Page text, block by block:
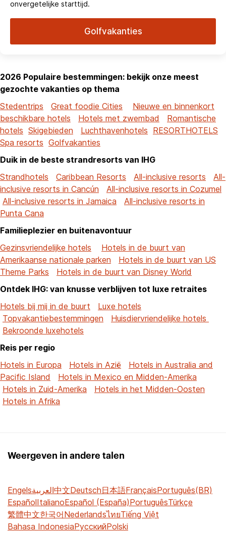
onvergetelijke starttijd.
Golfvakanties
2026 Populaire bestemmingen: bekijk onze meest
gezochte vakanties op thema
Stedentrips
Great foodie Cities
Nieuwe en binnenkort
beschikbare hotels
Hotels met zwembad
Romantische
hotels Skigebieden Luchthavenhotels RESORTHOTELS
Spa resorts Golfvakanties
Duik in de beste strandresorts van IHG
Strandhotels
Caribbean Resorts All-inclusive resorts
All-
inclusive resorts in Cancún
All-inclusive resorts in Cozumel
All-inclusive resorts in Jamaica
All-inclusive resorts in
Punta Cana
Familieplezier en buitenavontuur
Gezinsvriendelijke hotels
Hotels in de buurt van
Amerikaanse nationale parken
Hotels in de buurt van US
Theme Parks
Hotels in de buurt van Disney World
Ontdek IHG: van knusse verblijven tot luxe retraites
Hotels bij mij in de buurt
Luxe hotels
Topvakantiebestemmingen
Huisdiervriendelijke hotels
Bekroonde luxehotels
Reis per regio
Hotels in Europa
Hotels in Azië
Hotels in Australia and
Pacific Island
Hotels in Mexico en Midden-Amerika
Hotels in Zuid-Amerika
Hotels in het Midden-Oosten
Hotels in Afrika
Weergeven in andere talen
Engelsالعربية中文Deutsch日本語FrançaisPortuguês(BR)
EspañolItalianoEspañol (España)PortuguêsTürkçe
繁體中文한국어NederlandsไทยTiếng Việt
Bahasa IndonesiaРусскийPolski